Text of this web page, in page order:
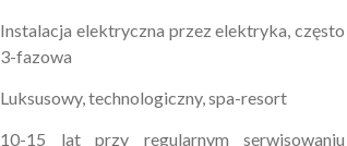
Instalacja elektryczna przez elektryka, często
3-fazowa
Luksusowy, technologiczny, spa-resort
10-15 lat przy regularnym serwisowaniu